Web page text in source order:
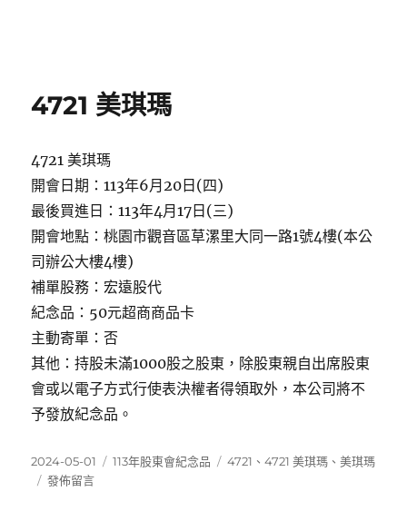
4721 美琪瑪
4721 美琪瑪
開會日期：113年6月20日(四)
最後買進日：113年4月17日(三)
開會地點：桃園市觀音區草漯里大同一路1號4樓(本公
司辦公大樓4樓)
補單股務：宏遠股代
紀念品：50元超商商品卡
主動寄單：否
其他：持股未滿1000股之股東，除股東親自出席股東
會或以電子方式行使表決權者得領取外，本公司將不
予發放紀念品。
發
佈
2024-05-01
分
113年股東會紀念品
標
4721 、4721 美琪瑪 、美琪瑪
在
發佈留言